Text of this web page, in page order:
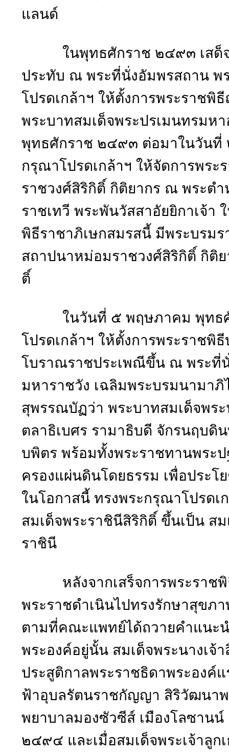
แลนด์
ในพุทธศักราช ๒๔๙๓ เสด็จพ
ประทับ ณ พระที่นั่งอัมพรสถาน พ
โปรดเกล้าฯ ให้ตั้งการพระราชพิ
พระบาทสมเด็จพระปรเมนทรม
พุทธศักราช ๒๔๙๓ ต่อมาในวันที่
กรุณาโปรดเกล้าฯ ให้จัดการพร
ราชวงศ์สิริกิติ์ กิติยากร ณ พระต
ราชเทวี พระพันวัสสาอัยยิกาเจ้า
พิธีราชาภิเษกสมรสนี้ มีพระบรมร
สถาปนาหม่อมราชวงศ์สิริกิติ์ กิติ
ติ์
ในวันที่ ๕ พฤษภาคม พุทธศั
โปรดเกล้าฯ ให้ตั้งการพระราชพิ
โบราณราชประเพณีขึ้น ณ พระที่
มหาราชวัง เฉลิมพระบรมนามา
สุพรรณบัฏว่า พระบาทสมเด็จพร
ตลาธิเบศร รามาธิบดี จักรนฤบ
บพิตร พร้อมทั้งพระราชทานพระป
ครองแผ่นดินโดยธรรม เพื่อประ
ในโอกาสนี้ ทรงพระกรุณาโปรดเ
สมเด็จพระราชินีสิริกิติ์ ขึ้นเป็น ส
ราชินี
หลังจากเสร็จการพระราชพิธี
พระราชดำเนินไปทรงรักษาสุขภ
ตามที่คณะแพทย์ได้ถวายคำแนะ
พระองค์อยู่นั้น สมเด็จพระนางเจ้
ประสูติกาลพระราชธิดาพระองค์แ
ฟ้าอุบลรัตนราชกัญญา สิริวัฒนา
พยาบาลมองซัวซีส์ เมืองโลซาน
๒๔๙๔ และเมื่อสมเด็จพระเจ้าลูก